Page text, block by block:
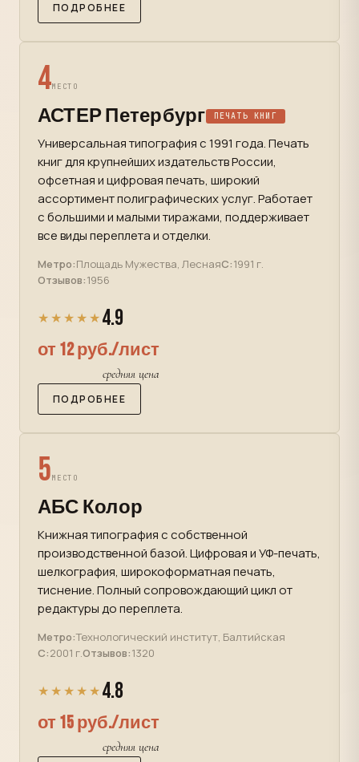
ПОДРОБНЕЕ
4МЕСТО
АСТЕР Петербург ПЕЧАТЬ КНИГ
Универсальная типография с 1991 года. Печать
книг для крупнейших издательств России,
офсетная и цифровая печать, широкий
ассортимент полиграфических услуг. Работает
с большими и малыми тиражами, поддерживает
все виды переплета и отделки.
Метро:Площадь Мужества, ЛеснаяС:1991 г.
Отзывов:1956
★★★★★ 4.9
от 12 руб./лист
средняя цена
ПОДРОБНЕЕ
5МЕСТО
АБС Колор
Книжная типография с собственной
производственной базой. Цифровая и УФ-печать,
шелкография, широкоформатная печать,
тиснение. Полный сопровождающий цикл от
редактуры до переплета.
Метро:Технологический институт, Балтийская
С:2001 г.Отзывов:1320
★★★★★ 4.8
от 15 руб./лист
средняя цена